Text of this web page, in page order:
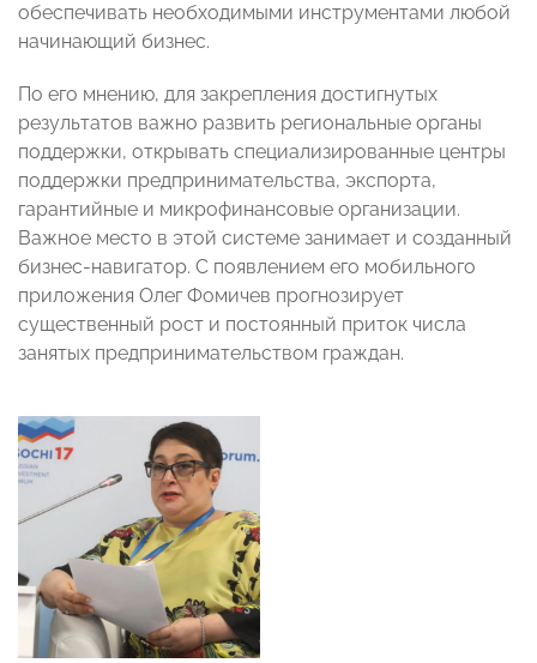
обеспечивать необходимыми инструментами любой
начинающий бизнес.
По его мнению, для закрепления достигнутых
результатов важно развить региональные органы
поддержки, открывать специализированные центры
поддержки предпринимательства, экспорта,
гарантийные и микрофинансовые организации.
Важное место в этой системе занимает и созданный
бизнес-навигатор. С появлением его мобильного
приложения Олег Фомичев прогнозирует
существенный рост и постоянный приток числа
занятых предпринимательством граждан.